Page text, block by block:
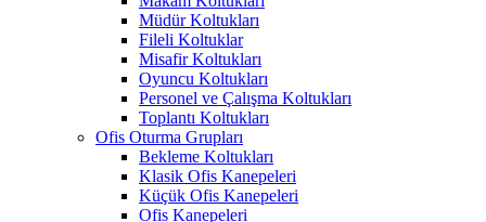
Müdür Koltukları
Fileli Koltuklar
Misafir Koltukları
Oyuncu Koltukları
Personel ve Çalışma Koltukları
Toplantı Koltukları
Ofis Oturma Grupları
Bekleme Koltukları
Klasik Ofis Kanepeleri
Küçük Ofis Kanepeleri
Ofis Kanepeleri